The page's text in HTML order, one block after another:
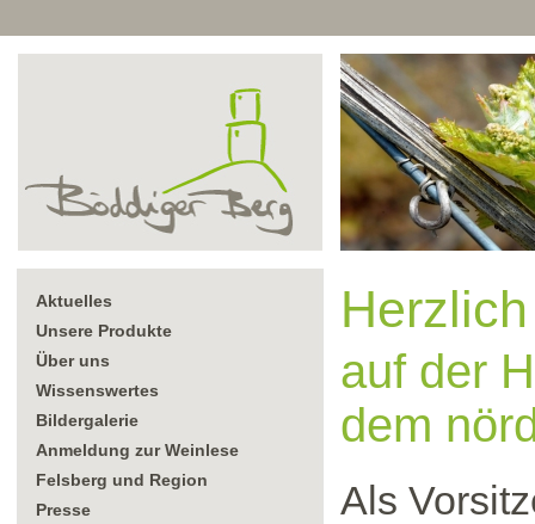
Aktuelles
Unsere Produkte
Über uns
Wissenswertes
Bildergalerie
Anmeldung zur Weinlese
Felsberg und Region
Presse
auf der
dem
Als